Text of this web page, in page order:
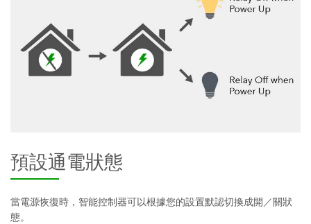
預設通電狀態
當電源恢復時，智能控制器可以根據您的設置默認切換成開／關狀
態。